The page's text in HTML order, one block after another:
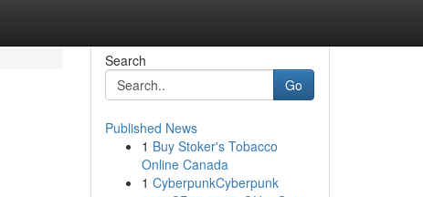
Search
Go
Published News
1 Buy Stoker's Tobacco
Online Canada
1 CyberpunkCyberpunk